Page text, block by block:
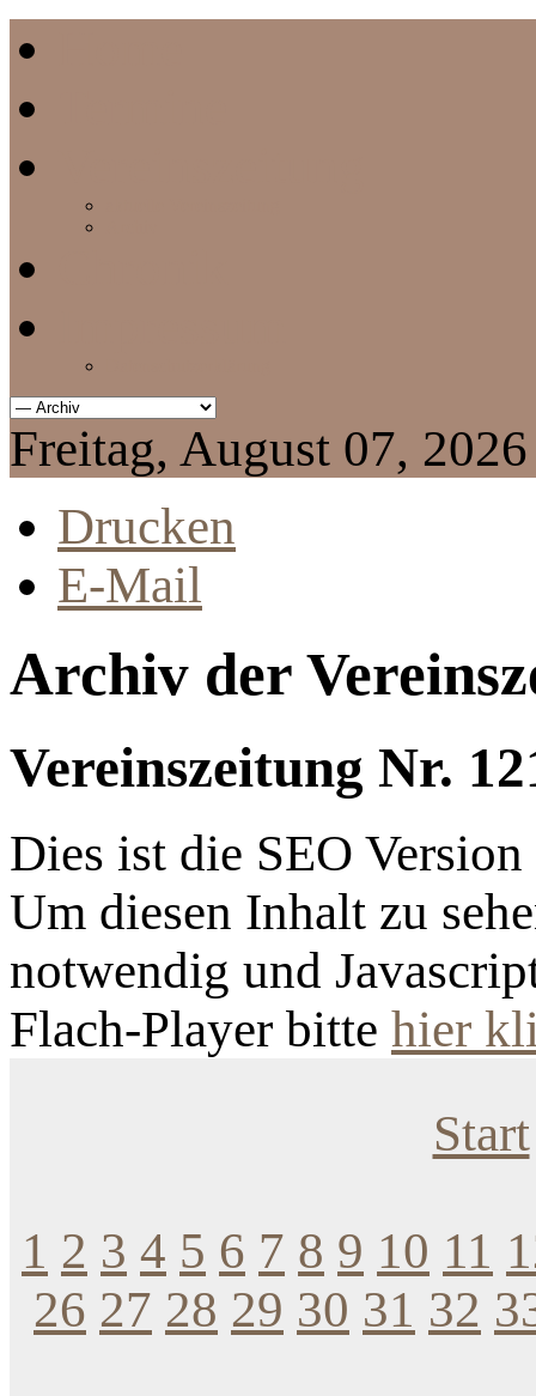
Freitag, August 07, 2026
Drucken
E-Mail
Archiv der
Vereinszeitung Nr.
Dies ist die SEO
Um diesen Inhalt zu
notwendig und
Flach-Player bitte hier
Start
1 2 3 4 5 6 7 8 9 10 11
26 27 28 29 30 31 32